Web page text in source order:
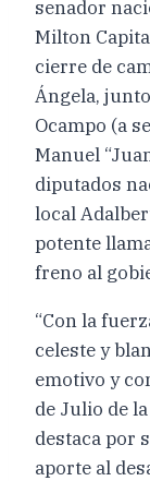
senador
Milton
cierre de
Ángela,
Ocampo (a
Manuel
diputados
local
potente
freno al
“Con la
celeste y
emotivo y
de Julio de
destaca por
aporte al